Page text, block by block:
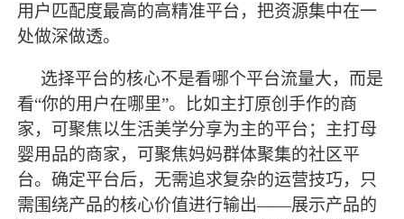
用户匹配度最高的高精准平台，把资源集中在一
处做深做透。
选择平台的核心不是看哪个平台流量大，而是
看“你的用户在哪里”。比如主打原创手作的商
家，可聚焦以生活美学分享为主的平台；主打母
婴用品的商家，可聚焦妈妈群体聚集的社区平
台。确定平台后，无需追求复杂的运营技巧，只
需围绕产品的核心价值进行输出——展示产品的